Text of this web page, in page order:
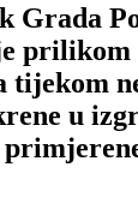
Grada
prilikom
tijekom
u